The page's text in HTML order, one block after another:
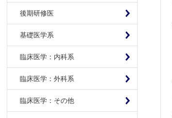
後期研修医
基礎医学系
臨床医学：内科系
臨床医学：外科系
臨床医学：その他